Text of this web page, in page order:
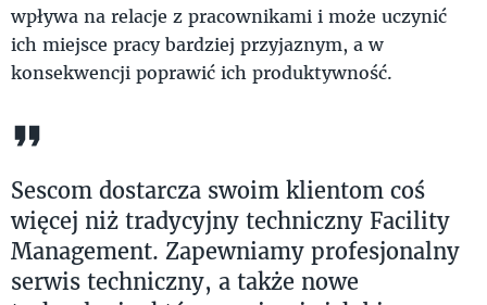
wpływa na relacje z pracownikami i może uczynić
ich miejsce pracy bardziej przyjaznym, a w
konsekwencji poprawić ich produktywność.
Sescom dostarcza swoim klientom coś
więcej niż tradycyjny techniczny Facility
Management. Zapewniamy profesjonalny
serwis techniczny, a także nowe